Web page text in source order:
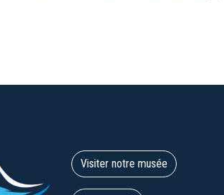
Visiter notre musée